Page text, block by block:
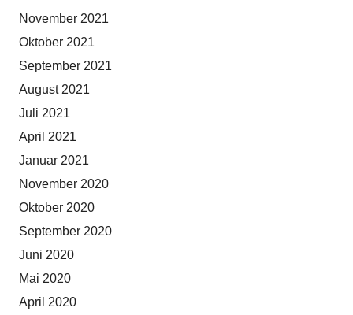
November 2021
Oktober 2021
September 2021
August 2021
Juli 2021
April 2021
Januar 2021
November 2020
Oktober 2020
September 2020
Juni 2020
Mai 2020
April 2020